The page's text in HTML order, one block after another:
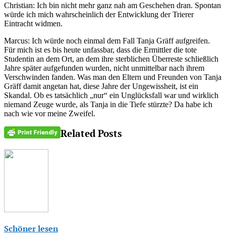
Christian: Ich bin nicht mehr ganz nah am Geschehen dran. Spontan
würde ich mich wahrscheinlich der Entwicklung der Trierer
Eintracht widmen.
Marcus: Ich würde noch einmal dem Fall Tanja Gräff aufgreifen.
Für mich ist es bis heute unfassbar, dass die Ermittler die tote
Studentin an dem Ort, an dem ihre sterblichen Überreste schließlich
Jahre später aufgefunden wurden, nicht unmittelbar nach ihrem
Verschwinden fanden. Was man den Eltern und Freunden von Tanja
Gräff damit angetan hat, diese Jahre der Ungewissheit, ist ein
Skandal. Ob es tatsächlich „nur“ ein Unglücksfall war und wirklich
niemand Zeuge wurde, als Tanja in die Tiefe stürzte? Da habe ich
nach wie vor meine Zweifel.
Related Posts
Schöner lesen